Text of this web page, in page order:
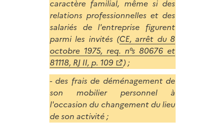
caractère familial, même si des
relations professionnelles et des
salariés de l'entreprise figurent
parmi les invités (CE, arrêt du 8
octobre 1975, req. n°s 80676 et
81118, RJ II, p. 109
) ;
- des frais de déménagement de
son mobilier personnel à
l'occasion du changement du lieu
de son activité ;